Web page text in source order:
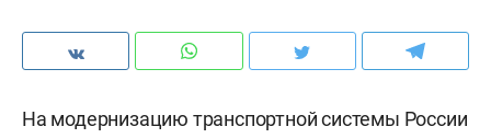
На модернизацию транспортной системы России